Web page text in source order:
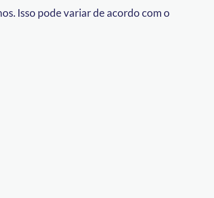
Isso pode variar de acordo com o